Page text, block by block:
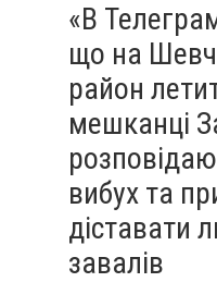
«В
що на
район
мешканці
вибух та
діставати
завалів